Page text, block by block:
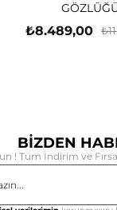
₺8.489,00
BİZDEN
! Tüm İndirim ve